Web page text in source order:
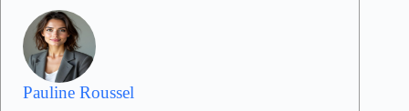
Pauline Roussel